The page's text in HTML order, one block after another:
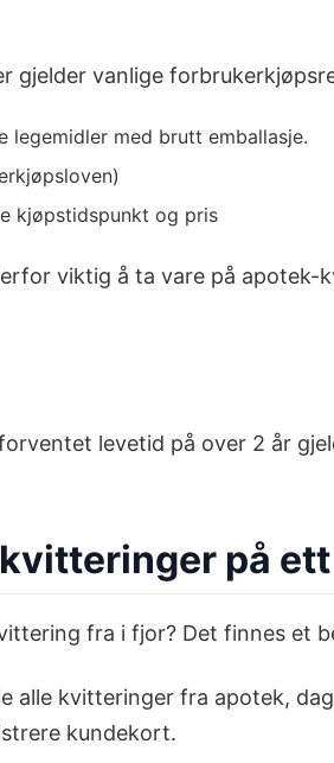
gjelder vanlige
legemidler med brutt emballasje.
kjøpstidspunkt og pris
viktig å ta vare på
levetid på over 2 år
på
fra i fjor? Det finnes et
alle kvitteringer fra apotek,
kundekort.